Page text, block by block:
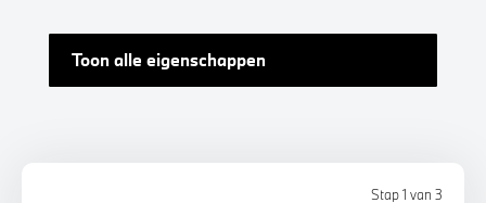
Stap 1 van 3
Toon alle eigenschappen